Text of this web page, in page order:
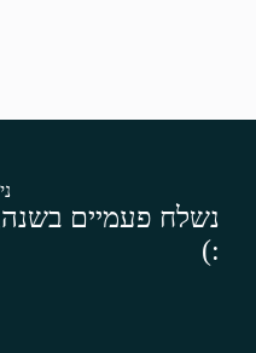
נשלח פעמיים
:)